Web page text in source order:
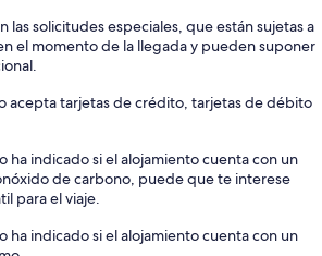
las solicitudes especiales, que están sujetas a
el momento de la llegada y pueden suponer
acepta tarjetas de crédito, tarjetas de débito
ha indicado si el alojamiento cuenta con un
de carbono, puede que te interese
para el viaje.
ha indicado si el alojamiento cuenta con un